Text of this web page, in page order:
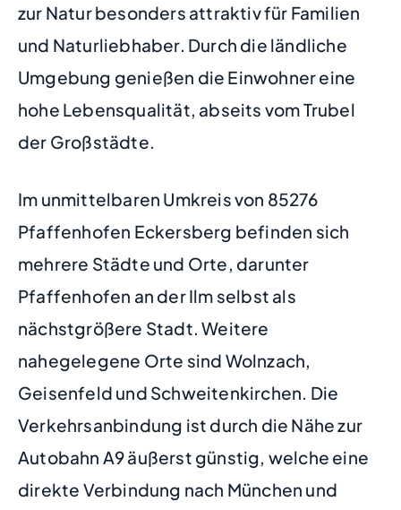
zur Natur besonders attraktiv für Familien
und Naturliebhaber. Durch die ländliche
Umgebung genießen die Einwohner eine
hohe Lebensqualität, abseits vom Trubel
der Großstädte.
Im unmittelbaren Umkreis von 85276
Pfaffenhofen Eckersberg befinden sich
mehrere Städte und Orte, darunter
Pfaffenhofen an der Ilm selbst als
nächstgrößere Stadt. Weitere
nahegelegene Orte sind Wolnzach,
Geisenfeld und Schweitenkirchen. Die
Verkehrsanbindung ist durch die Nähe zur
Autobahn A9 äußerst günstig, welche eine
direkte Verbindung nach München und